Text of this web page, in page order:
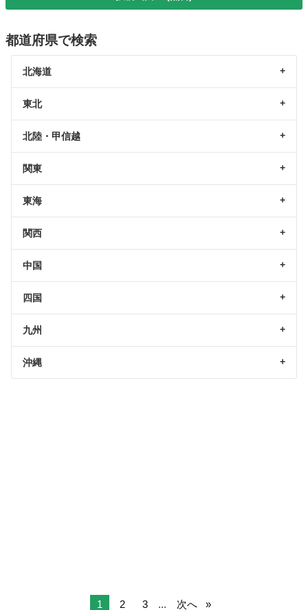
都道府県で検索
北海道
東北
北陸・甲信越
関東
東海
関西
中国
四国
九州
沖縄
1 2 3 ... 次へ